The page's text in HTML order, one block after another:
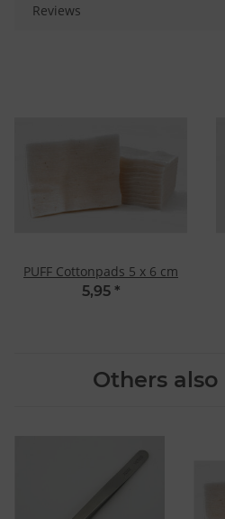
Reviews
PUFF Cottonpads 5 x 6 cm
5,95 *
Others